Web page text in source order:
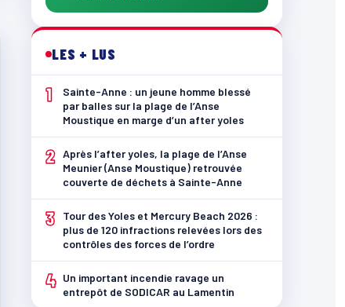
LES + LUS
1
Sainte-Anne : un jeune homme blessé
par balles sur la plage de l’Anse
Moustique en marge d’un after yoles
2 Après l’after yoles, la plage de l’Anse
Meunier (Anse Moustique) retrouvée
couverte de déchets à Sainte-Anne
3
Tour des Yoles et Mercury Beach 2026 :
plus de 120 infractions relevées lors des
contrôles des forces de l’ordre
4 Un important incendie ravage un
entrepôt de SODICAR au Lamentin